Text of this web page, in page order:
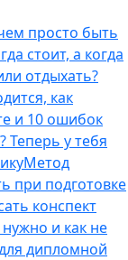
просто быть
стоит, а когда
отдыхать?
как
и 10 ошибок
Теперь у тебя
Метод
при подготовке
конспект
и как не
дипломной